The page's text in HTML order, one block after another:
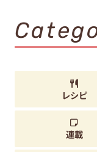
連載
アイデア